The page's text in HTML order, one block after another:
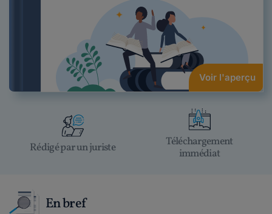
Voir l'aperçu
Rédigé par un juriste
Téléchargement
immédiat
En bref